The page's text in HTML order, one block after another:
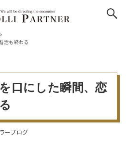
活も終わる
口にした瞬間、恋
ーブログ